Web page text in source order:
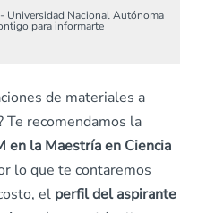
Universidad Nacional Autónoma
para informarte
de materiales a
Te recomendamos la
en la Maestría en Ciencia
lo que te contaremos
el perfil del aspirante